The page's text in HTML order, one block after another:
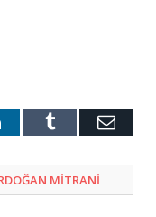
LinkedInTumblr E-
MITRANI